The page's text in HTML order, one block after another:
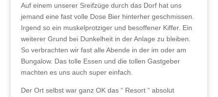
Auf einem unserer Sreifzüge durch das Dorf hat uns
jemand eine fast volle Dose Bier hinterher geschmissen.
Irgend so ein muskelprotziger und besoffener Kiffer. Ein
weiterer Grund bei Dunkelheit in der Anlage zu bleiben.
So verbrachten wir fast alle Abende in der im oder am
Bungalow. Das tolle Essen und die tollen Gastgeber
machten es uns auch super einfach.
Der Ort selbst war ganz OK das “ Resort “ absolut